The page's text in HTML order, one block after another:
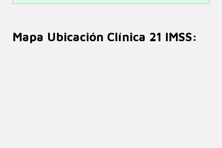
Mapa Ubicación Clínica 21 IMSS: